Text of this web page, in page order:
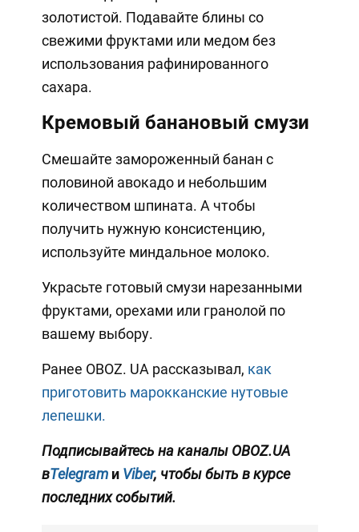
золотистой. Подавайте блины со
свежими фруктами или медом без
использования рафинированного
сахара.
Кремовый банановый смузи
Смешайте замороженный банан с
половиной авокадо и небольшим
количеством шпината. А чтобы
получить нужную консистенцию,
используйте миндальное молоко.
Украсьте готовый смузи нарезанными
фруктами, орехами или гранолой по
вашему выбору.
Ранее OBOZ. UA рассказывал, как
приготовить марокканские нутовые
лепешки.
Подписывайтесь на каналы OBOZ.UA
вTelegramи Viber, чтобы быть в курсе
последних событий.